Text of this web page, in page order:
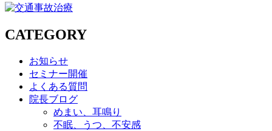
CATEGORY
お知らせ
セミナー開催
よくある質問
院長ブログ
めまい、耳鳴り
不眠、うつ、不安感